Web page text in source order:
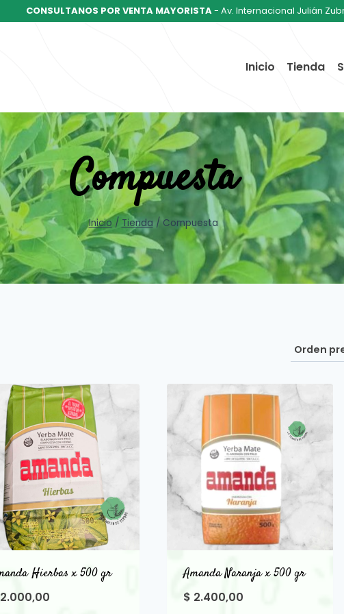
CONSULTANOS POR VENTA MAYORISTA- Av. Internacional Julián
Inicio Tienda
Compuesta
Inicio / Tienda / Compuesta
Hierbas x 500 gr
2.000,00
Amanda Naranja x 500 gr
$ 2.400,00